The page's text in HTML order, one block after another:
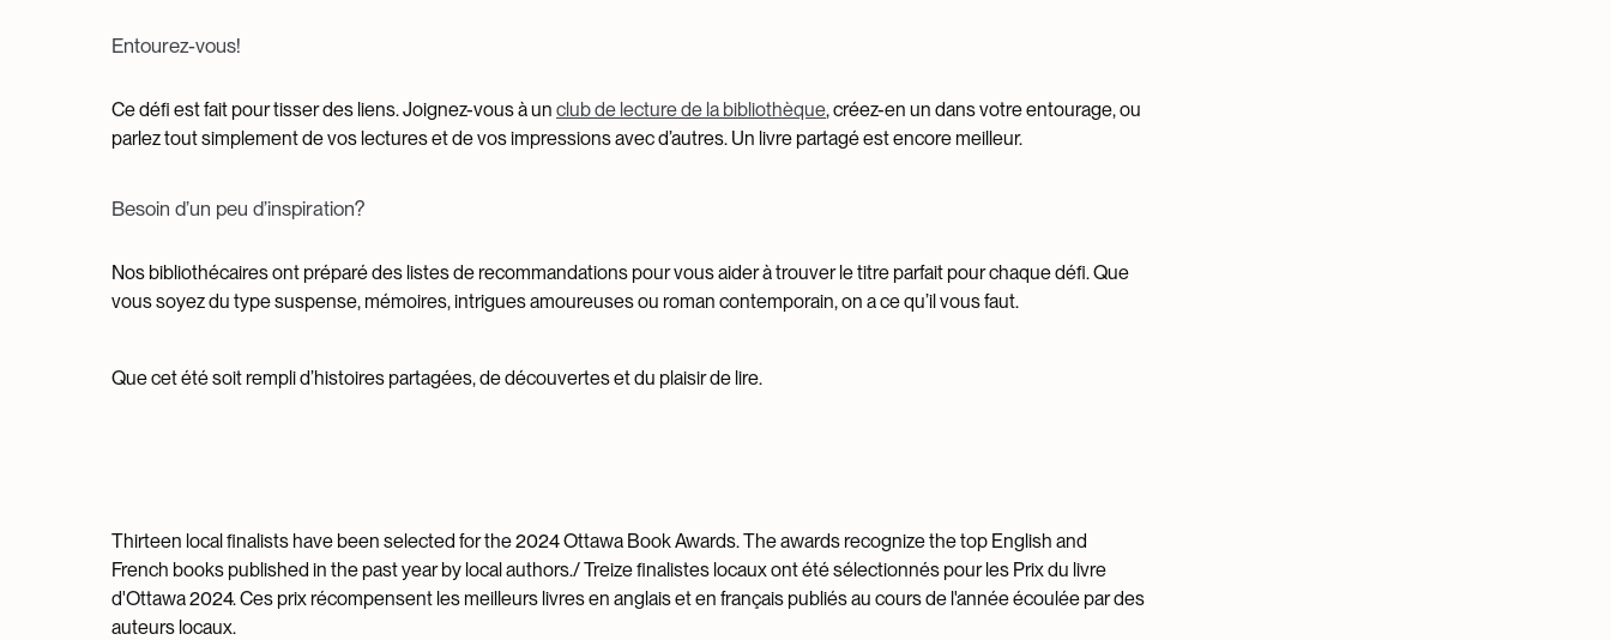
Entourez-vous!
Ce défi est fait pour tisser des liens. Joignez-vous à un club de lecture de la bibliothèque, créez-en un dans votre entourage, ou
parlez tout simplement de vos lectures et de vos impressions avec d’autres. Un livre partagé est encore meilleur.
Besoin d’un peu d’inspiration?
Nos bibliothécaires ont préparé des listes de recommandations pour vous aider à trouver le titre parfait pour chaque défi. Que
vous soyez du type suspense, mémoires, intrigues amoureuses ou roman contemporain, on a ce qu’il vous faut.
Que cet été soit rempli d’histoires partagées, de découvertes et du plaisir de lire.
Thirteen local finalists have been selected for the 2024 Ottawa Book Awards. The awards recognize the top English and
French books published in the past year by local authors./ Treize finalistes locaux ont été sélectionnés pour les Prix du livre
d'Ottawa 2024. Ces prix récompensent les meilleurs livres en anglais et en français publiés au cours de l'année écoulée par des
auteurs locaux.